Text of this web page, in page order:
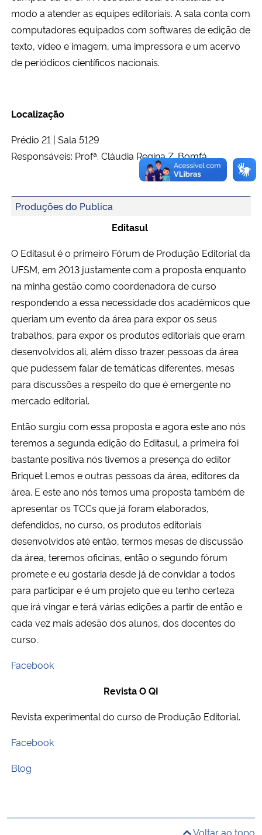
modo a atender as equipes editoriais. A sala conta com
computadores equipados com softwares de edição de
texto, vídeo e imagem, uma impressora e um acervo
de periódicos científicos nacionais.
Localização
Prédio 21 | Sala 5129
Responsáveis: Profª. Cláudia Regina Z. Bomfá
Produções do Publica
Editasul
O Editasul é o primeiro Fórum de Produção Editorial da
UFSM, em 2013 justamente com a proposta enquanto
na minha gestão como coordenadora de curso
respondendo a essa necessidade dos acadêmicos que
queriam um evento da área para expor os seus
trabalhos, para expor os produtos editoriais que eram
desenvolvidos ali, além disso trazer pessoas da área
que pudessem falar de temáticas diferentes, mesas
para discussões a respeito do que é emergente no
mercado editorial.
Então surgiu com essa proposta e agora este ano nós
teremos a segunda edição do Editasul, a primeira foi
bastante positiva nós tivemos a presença do editor
Briquet Lemos e outras pessoas da área, editores da
área. E este ano nós temos uma proposta também de
apresentar os TCCs que já foram elaborados,
defendidos, no curso, os produtos editoriais
desenvolvidos até então, termos mesas de discussão
da área, teremos oficinas, então o segundo fórum
promete e eu gostaria desde já de convidar a todos
para participar e é um projeto que eu tenho certeza
que irá vingar e terá várias edições a partir de então e
cada vez mais adesão dos alunos, dos docentes do
curso.
Facebook
Revista O QI
Revista experimental do curso de Produção Editorial.
Facebook
Blog
Voltar ao topo